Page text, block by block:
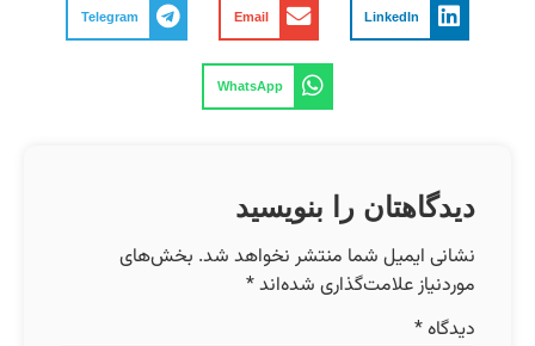
LinkedIn
Email
Telegram
WhatsApp
دیدگاهتان را بنویسید
نشانی ایمیل شما منتشر نخواهد شد. بخش‌های
موردنیاز علامت‌گذاری شده‌اند*
دیدگاه*